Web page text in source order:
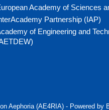
Academy of Sciences
Partnership (IAP)
of Engineering and
Aephoria (AE4RIA) - Powered